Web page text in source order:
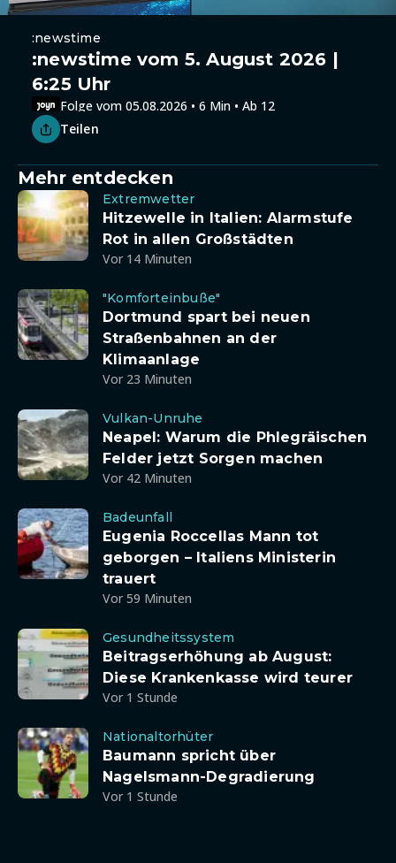
:newstime
:newstime vom 5. August 2026 |
6:25 Uhr
Folge vom 05.08.2026 • 6 Min • Ab 12
Teilen
Mehr entdecken
Extremwetter
Hitzewelle in Italien: Alarmstufe
Rot in allen Großstädten
Vor 14 Minuten
"Komforteinbuße"
Dortmund spart bei neuen
Straßenbahnen an der
Klimaanlage
Vor 23 Minuten
Vulkan-Unruhe
Neapel: Warum die Phlegräischen
Felder jetzt Sorgen machen
Vor 42 Minuten
Badeunfall
Eugenia Roccellas Mann tot
geborgen – Italiens Ministerin
trauert
Vor 59 Minuten
Gesundheitssystem
Beitragserhöhung ab August:
Diese Krankenkasse wird teurer
Vor 1 Stunde
Nationaltorhüter
Baumann spricht über
Nagelsmann-Degradierung
Vor 1 Stunde